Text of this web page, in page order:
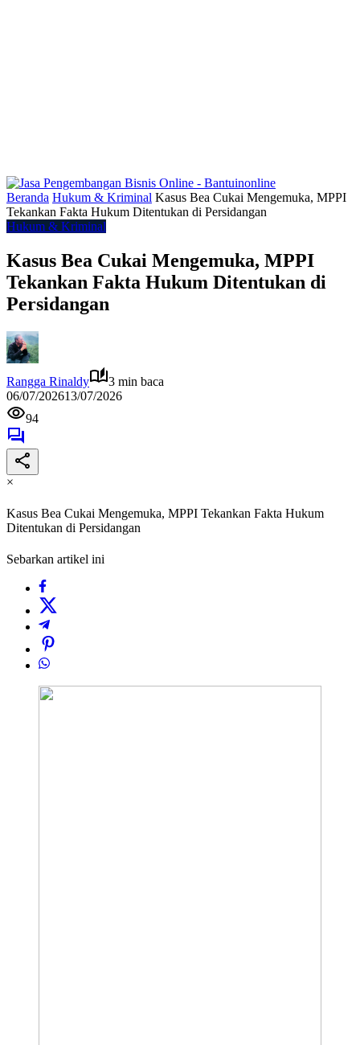
Beranda Hukum & Kriminal Kasus Bea Cukai Mengemuka, MPPI
Tekankan Fakta Hukum Ditentukan di Persidangan
Hukum & Kriminal
Kasus Bea Cukai Mengemuka, MPPI
Tekankan Fakta Hukum Ditentukan di
Persidangan
Rangga Rinaldy
3 min baca
06/07/202613/07/2026
94
×
Kasus Bea Cukai Mengemuka, MPPI Tekankan Fakta Hukum
Ditentukan di Persidangan
Sebarkan artikel ini